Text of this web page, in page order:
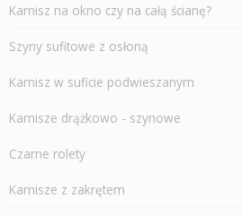
Karnisz na okno czy na całą ścianę?
Szyny sufitowe z osłoną
Karnisz w suficie podwieszanym
Karnisze drążkowo - szynowe
Czarne rolety
Karnisze z zakrętem